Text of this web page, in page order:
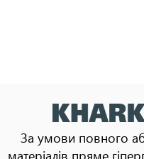
За умови повного
матеріалів пряме